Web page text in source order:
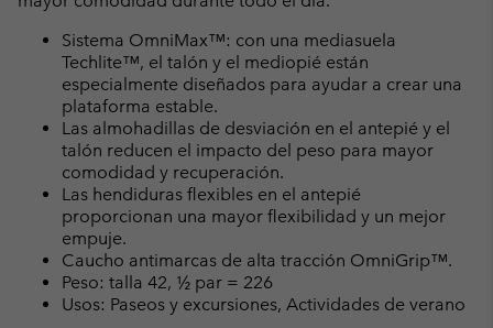
Sistema OmniMax™: con una mediasuela
Techlite™, el talón y el mediopié están
especialmente diseñados para ayudar a crear una
plataforma estable.
Las almohadillas de desviación en el antepié y el
talón reducen el impacto del peso para mayor
comodidad y recuperación.
Las hendiduras flexibles en el antepié
proporcionan una mayor flexibilidad y un mejor
empuje.
Caucho antimarcas de alta tracción OmniGrip™.
Peso: talla 42, ½ par = 226
Usos: Paseos y excursiones, Actividades de verano